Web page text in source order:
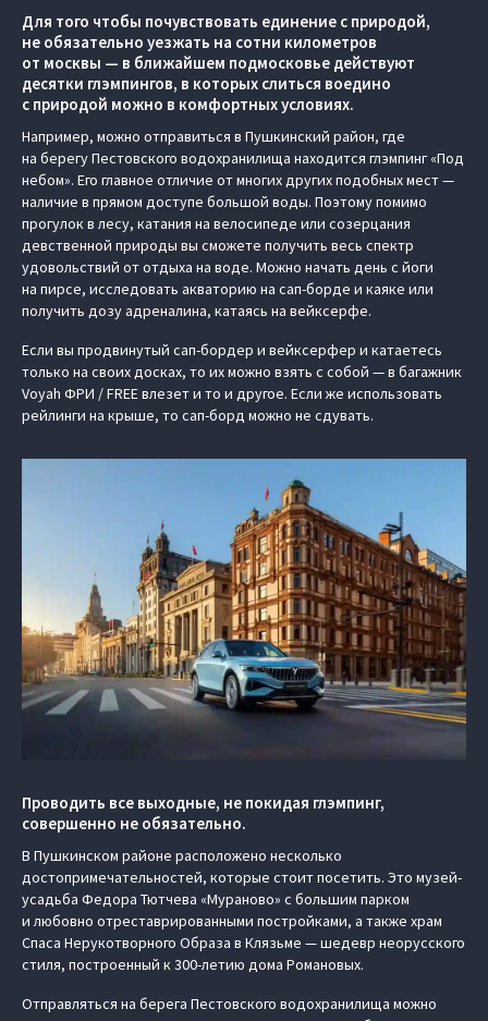
Для того чтобы почувствовать единение с природой,
не обязательно уезжать на сотни километров
от москвы — в ближайшем подмосковье действуют
десятки глэмпингов, в которых слиться воедино
с природой можно в комфортных условиях.
Например, можно отправиться в Пушкинский район, где
на берегу Пестовского водохранилища находится глэмпинг «Под
небом». Его главное отличие от многих других подобных мест —
наличие в прямом доступе большой воды. Поэтому помимо
прогулок в лесу, катания на велосипеде или созерцания
девственной природы вы сможете получить весь спектр
удовольствий от отдыха на воде. Можно начать день с йоги
на пирсе, исследовать акваторию на сап-борде и каяке или
получить дозу адреналина, катаясь на вейксерфе.
Если вы продвинутый сап-бордер и вейксерфер и катаетесь
только на своих досках, то их можно взять с собой — в багажник
Voyah ФРИ / FREE влезет и то и другое. Если же использовать
рейлинги на крыше, то сап-борд можно не сдувать.
Проводить все выходные, не покидая глэмпинг,
совершенно не обязательно.
В Пушкинском районе расположено несколько
достопримечательностей, которые стоит посетить. Это музей-
усадьба Федора Тютчева «Мураново» с большим парком
и любовно отреставрированными постройками, а также храм
Спаса Нерукотворного Образа в Клязьме — шедевр неорусского
стиля, построенный к 300-летию дома Романовых.
Отправляться на берега Пестовского водохранилища можно